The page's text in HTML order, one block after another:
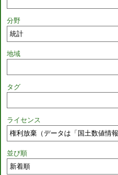
分野
地域
タグ
ライセンス
並び順